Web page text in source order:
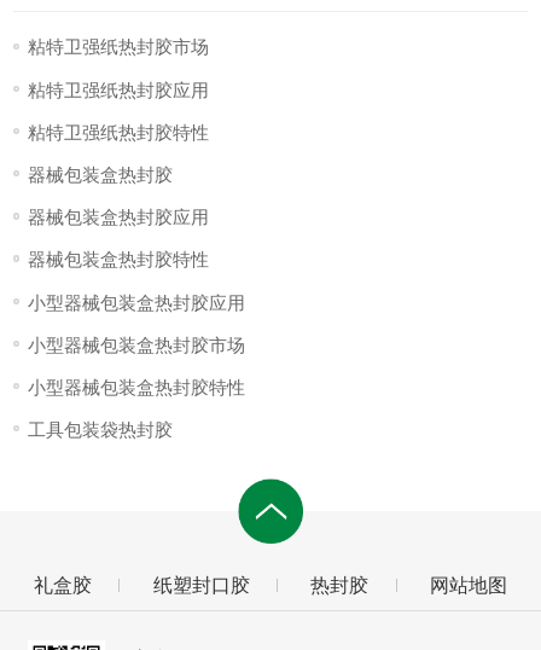
粘特卫强纸热封胶市场
粘特卫强纸热封胶应用
粘特卫强纸热封胶特性
器械包装盒热封胶
器械包装盒热封胶应用
器械包装盒热封胶特性
小型器械包装盒热封胶应用
小型器械包装盒热封胶市场
小型器械包装盒热封胶特性
工具包装袋热封胶
礼盒胶 纸塑封口胶 热封胶 网站地图